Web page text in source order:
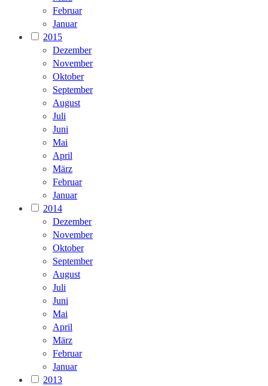
Februar
Januar
2015
Dezember
November
Oktober
September
August
Juli
Juni
Mai
April
März
Februar
Januar
2014
Dezember
November
Oktober
September
August
Juli
Juni
Mai
April
März
Februar
Januar
2013